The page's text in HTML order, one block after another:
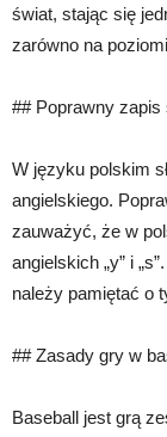
świat, stając się
zarówno na
## Poprawny zapis
W języku polskim
angielskiego.
zauważyć, że w
angielskich „y” i
należy pamiętać o
## Zasady gry w
Baseball jest grą